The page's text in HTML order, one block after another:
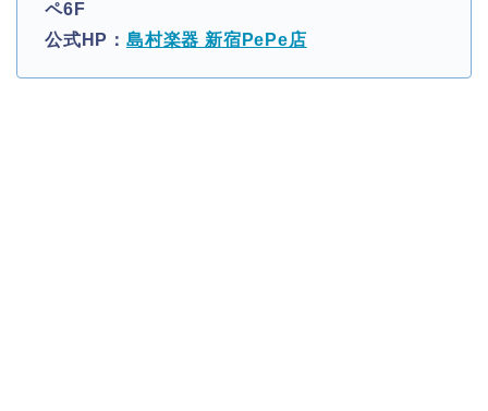
ペ6F
公式HP： 島村楽器 新宿PePe店